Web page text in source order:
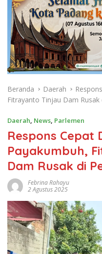
Beranda Daerah
Fitrayanto Tinjau Dam Rusak
Daerah, News, Parlemen
Respons Cepat
Payakumbuh,
Dam Rusak di
Febrina Rahayu
2 Agustus 2025